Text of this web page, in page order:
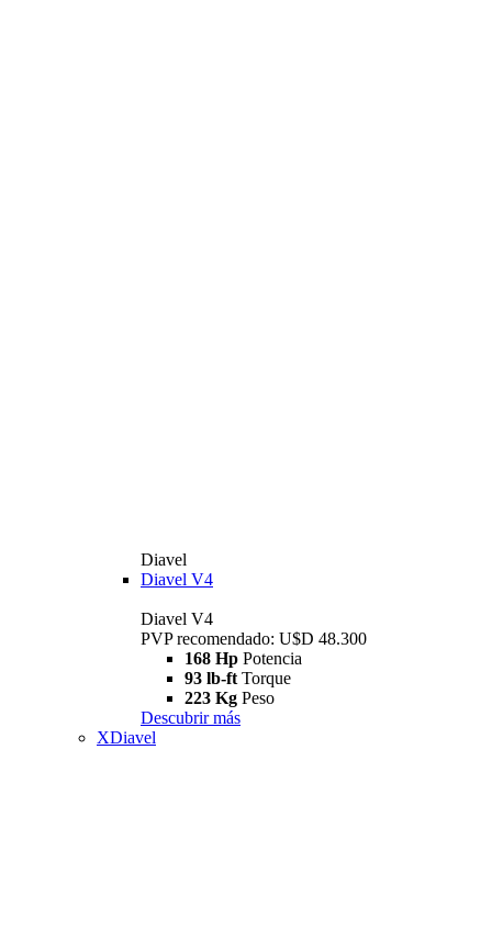
Diavel
Diavel V4
Diavel V4
PVP recomendado: U$D 48.300
168 Hp Potencia
93 lb-ft Torque
223 Kg Peso
Descubrir más
XDiavel